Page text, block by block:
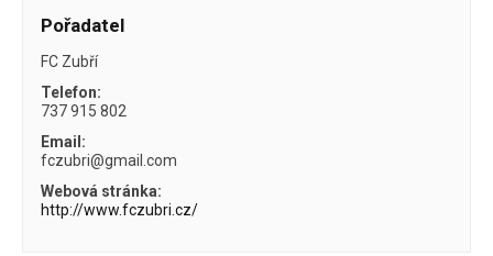
Pořadatel
FC Zubří
Telefon:
737 915 802
Email:
fczubri@gmail.com
Webová stránka:
http://www.fczubri.cz/